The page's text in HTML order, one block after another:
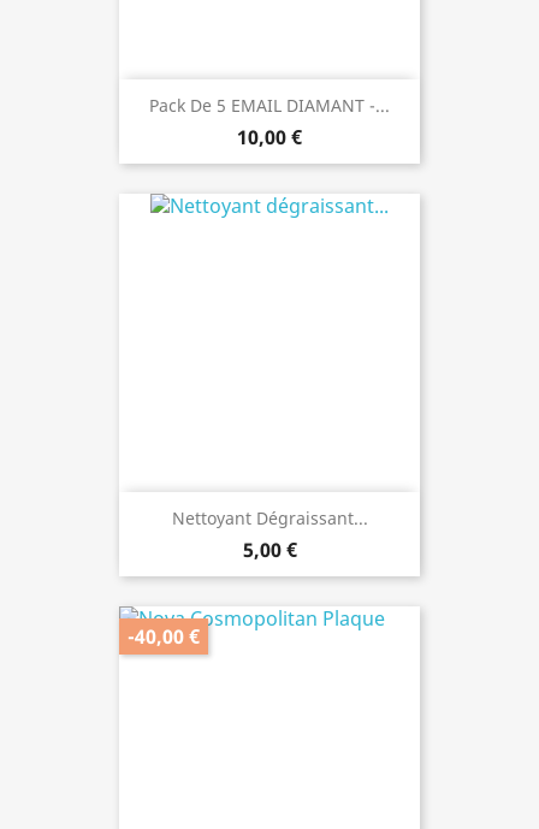
Pack De 5 EMAIL DIAMANT -...
10,00 €
Nettoyant Dégraissant...
5,00 €
-40,00 €